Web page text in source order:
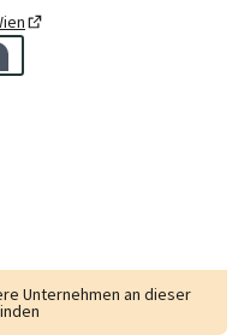
Unternehmen an dieser